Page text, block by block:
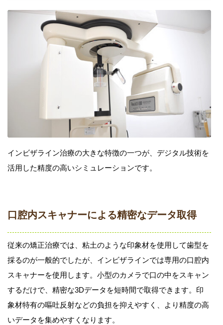
インビザライン治療の大きな特徴の一つが、デジタル技術を
活用した精度の高いシミュレーションです。
口腔内スキャナーによる精密なデータ取得
従来の矯正治療では、粘土のような印象材を使用して歯型を
採るのが一般的でしたが、インビザラインでは専用の口腔内
スキャナーを使用します。小型のカメラで口の中をスキャン
するだけで、精密な3Dデータを短時間で取得できます。印
象材特有の嘔吐反射などの負担を抑えやすく、より精度の高
いデータを集めやすくなります。